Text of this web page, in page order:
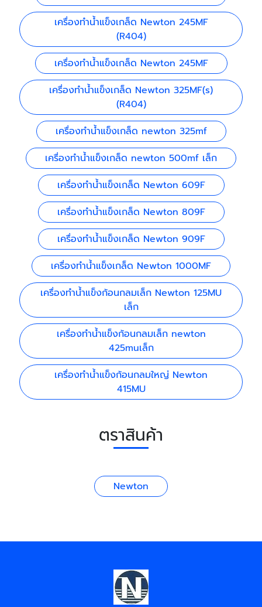
เครื่องทำน้ำแข็งเกล็ด Newton 245MF
(R404)
เครื่องทำน้ำแข็งเกล็ด Newton 245MF
เครื่องทำน้ำแข็งเกล็ด Newton 325MF(s)
(R404)
เครื่องทำน้ำแข็งเกล็ด newton 325mf
เครื่องทำน้ำแข็งเกล็ด newton 500mf เล็ก
เครื่องทำน้ำแข็งเกล็ด Newton 609F
เครื่องทำน้ำแข็งเกล็ด Newton 809F
เครื่องทำน้ำแข็งเกล็ด Newton 909F
เครื่องทำน้ำแข็งเกล็ด Newton 1000MF
เครื่องทำน้ำแข็งก้อนกลมเล็ก Newton 125MU
เล็ก
เครื่องทำน้ำแข็งก้อนกลมเล็ก newton
425muเล็ก
เครื่องทำน้ำแข็งก้อนกลมใหญ่ Newton
415MU
ตราสินค้า
Newton